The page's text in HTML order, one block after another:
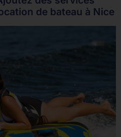
de bateau à Nice